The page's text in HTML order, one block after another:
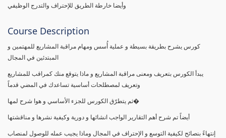
وأيضا خارطة الطريق للإحتراف والتدرج الوظيفي
Course Description
كورس يشرح بطريقة بسيطة و عملية أُسس ومهام مراقبة المشاريع للمهتمين و
المبتدئين في المجال
يبدأ الكورس بتعريف ومعنى مراقبة المشاريع و ماذا يتوقع منك كمراقب للمشاريع
وتعريف لمصطلحات أساسية تساعدك في المضي قدماً
ثم يتطرّق الكورس للجزء الأساسي و هوا شرح لمها�
أيضاً تم شرح أهم التقارير الواجب انشائها و دورية وكيفية نشرها و مناقشتها
إنتهاءً بنصائح لكيفية التوسع و الإحتراف في المجال وماذا يجيب عمله للوصول لمنصاب